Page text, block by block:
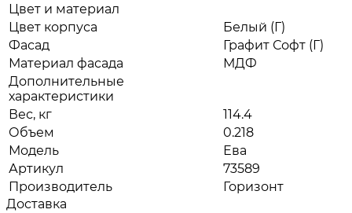
Цвет и материал
Цвет корпуса
Белый (Г)
Фасад
Графит Софт (Г)
Материал фасада
МДФ
Дополнительные
характеристики
Вес, кг
114.4
Объем
0.218
Модель
Ева
Артикул
73589
Производитель
Горизонт
Доставка